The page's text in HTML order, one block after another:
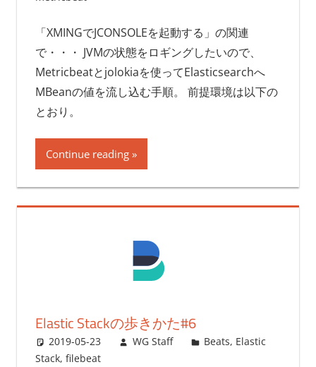
「XMINGでJCONSOLEを起動する」の関連
で・・・ JVMの状態をロギングしたいので、
Metricbeatとjolokiaを使ってElasticsearchへ
MBeanの値を流し込む手順。 前提環境は以下の
とおり。
Continue reading
Elastic Stackの歩きかた#6
2019-05-23 WG Staff Beats, Elastic
Stack, filebeat